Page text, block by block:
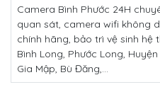
Camera Bình Phước 24H
quan sát, camera wifi không
chính hãng, bảo trì vệ sinh hệ
Bình Long, Phước Long,
Gia Mập, Bù Đăng,...